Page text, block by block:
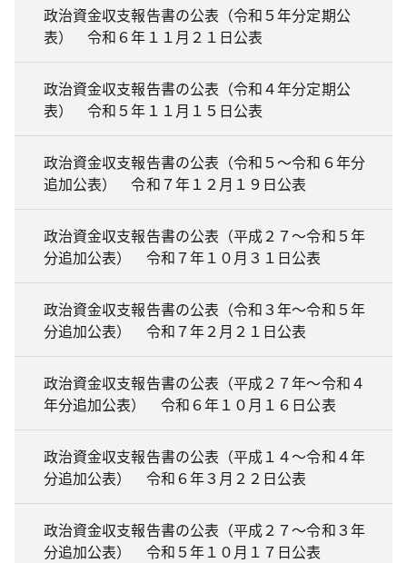
政治資金収支報告書の公表（令和５年分定期公
表） 令和６年１１月２１日公表
政治資金収支報告書の公表（令和４年分定期公
表） 令和５年１１月１５日公表
政治資金収支報告書の公表（令和５～令和６年分
追加公表） 令和７年１２月１９日公表
政治資金収支報告書の公表（平成２７～令和５年
分追加公表） 令和７年１０月３１日公表
政治資金収支報告書の公表（令和３年～令和５年
分追加公表） 令和７年２月２１日公表
政治資金収支報告書の公表（平成２７年～令和４
年分追加公表） 令和６年１０月１６日公表
政治資金収支報告書の公表（平成１４～令和４年
分追加公表） 令和６年３月２２日公表
政治資金収支報告書の公表（平成２７～令和３年
分追加公表） 令和５年１０月１７日公表